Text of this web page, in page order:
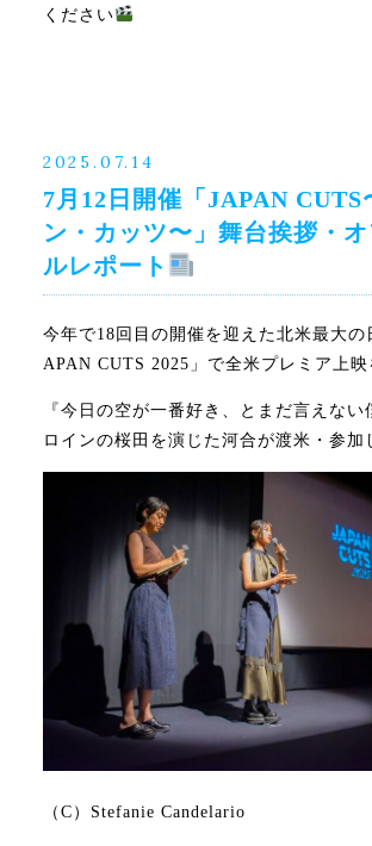
ください
2025.07.14
7月12日開催「JAPAN CUTS
ン・カッツ〜」舞台挨拶・
ルレポート
今年で18回目の開催を迎えた北米最大の
APAN CUTS 2025」で全米プレミア上映
『今日の空が一番好き、とまだ言えない
ロインの桜田を演じた河合が渡米・参加
（C）Stefanie Candelario